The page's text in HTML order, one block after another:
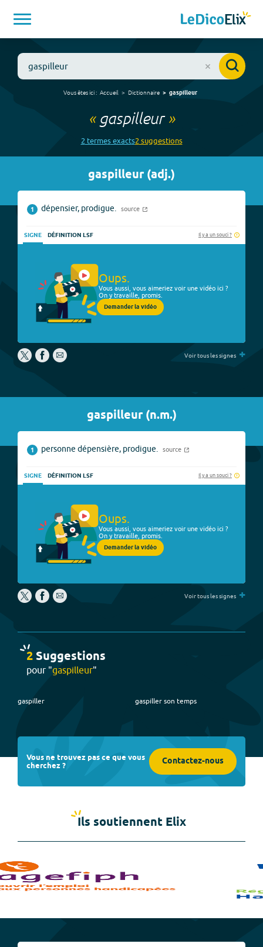
Vous êtes ici : Accueil Dictionnaire gaspilleur
« gaspilleur»
2 termesexacts2 suggestions
gaspilleur(adj.)
1 dépensier, prodigue. source
SIGNE DÉFINITION LSF Il y a un souci ?
Oups.
Vous aussi, vous aimeriez voir une vidéo ici ?
On y travaille, promis.
Demander la vidéo
Voir tous les signes +
gaspilleur(n.m.)
1 personne dépensière, prodigue. source
SIGNE DÉFINITION LSF Il y a un souci ?
Oups.
Vous aussi, vous aimeriez voir une vidéo ici ?
On y travaille, promis.
Demander la vidéo
Voir tous les signes +
2Suggestions
pour "gaspilleur"
gaspiller gaspiller son temps
Vous ne trouvez pas ce que vous
cherchez ? Contactez-nous
Ils soutiennent Elix